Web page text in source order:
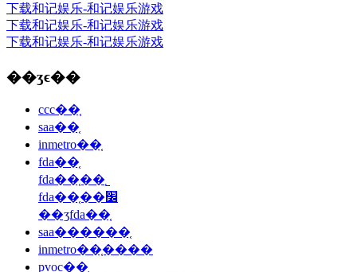
下载和记娱乐-和记娱乐游戏
下载和记娱乐-和记娱乐游戏
下载和记娱乐-和记娱乐游戏
��ʒϵ��
ccc��֤
saa��֤
inmetro��֤
fda��֤
fda��֤��˾
fda��֤��׼
��ʒfda��֤
saa������֤
inmetro��֤����
pvoc��֤